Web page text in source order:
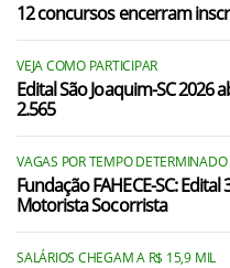
12 concursos encerram
VEJA COMO PARTICIPAR
Edital São Joaquim-SC 2026
2.565
VAGAS POR TEMPO DETERMINADO
Fundação FAHECE-SC:
Motorista Socorrista
SALÁRIOS CHEGAM A R$ 15,9 MIL